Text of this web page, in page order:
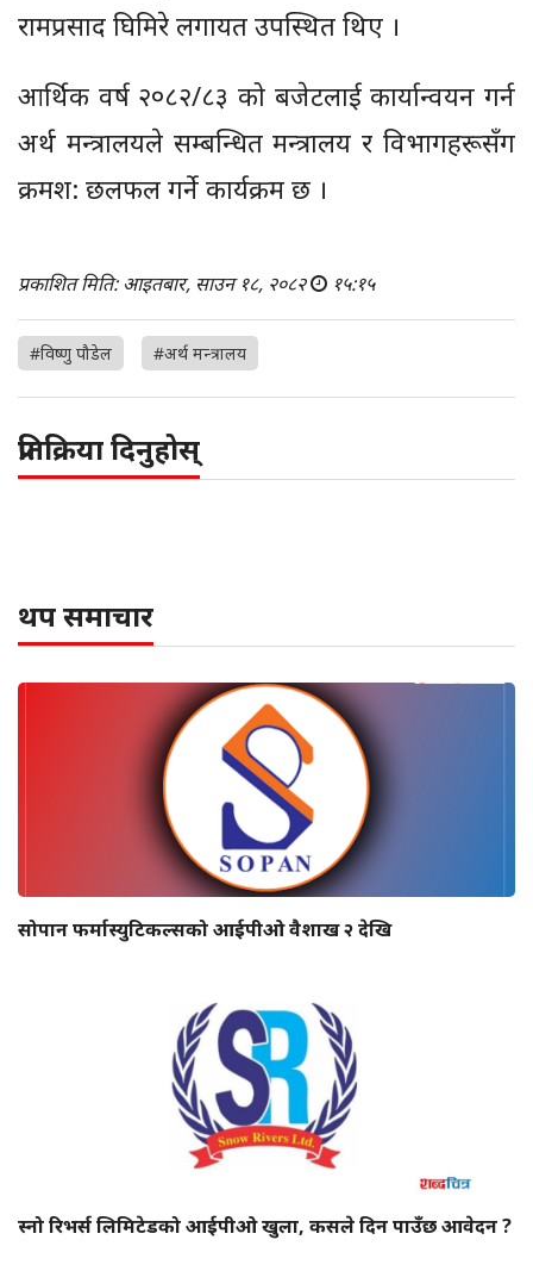
रामप्रसाद घिमिरे लगायत उपस्थित थिए ।
आर्थिक वर्ष २०८२/८३ को बजेटलाई कार्यान्वयन गर्न
अर्थ मन्त्रालयले सम्बन्धित मन्त्रालय र विभागहरूसँग
क्रमश: छलफल गर्ने कार्यक्रम छ ।
प्रकाशित मिति: आइतबार, साउन १८, २०८२ १५:१५
#विष्णु पौडेल #अर्थ मन्त्रालय
प्रतिक्रिया दिनुहोस्
थप समाचार
सोपान फर्मास्युटिकल्सको आईपीओ वैशाख २ देखि
स्नो रिभर्स लिमिटेडको आईपीओ खुला, कसले दिन पाउँछ आवेदन ?